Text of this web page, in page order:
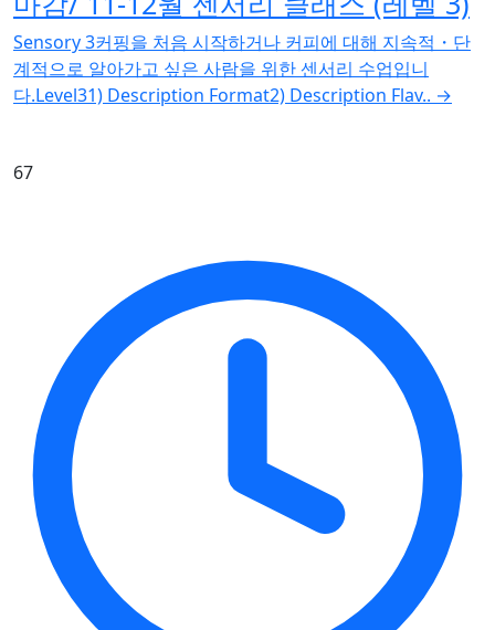
Sensory 3커핑을 처음 시작하거나 커피에 대해 지속적・단
계적으로 알아가고 싶은 사람을 위한 센서리 수업입니
다.Level31) Description Format2) Description Flav.. →
67